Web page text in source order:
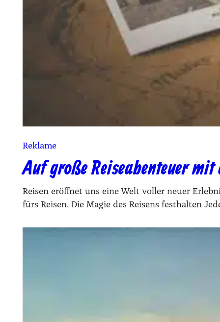
Reklame
Auf große Reiseabenteuer
Rei­sen eröff­net uns eine Welt vol­ler neu­er
fürs Rei­sen. Die Magie des Reisens festhalten